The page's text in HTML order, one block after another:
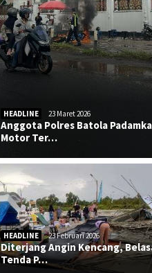
HEADLINE 23 Maret 2026
Anggota Polres Batola
Motor Ter…
HEADLINE 23 Februari 2026
Diterjang Angin Kencang,
Tenda P…